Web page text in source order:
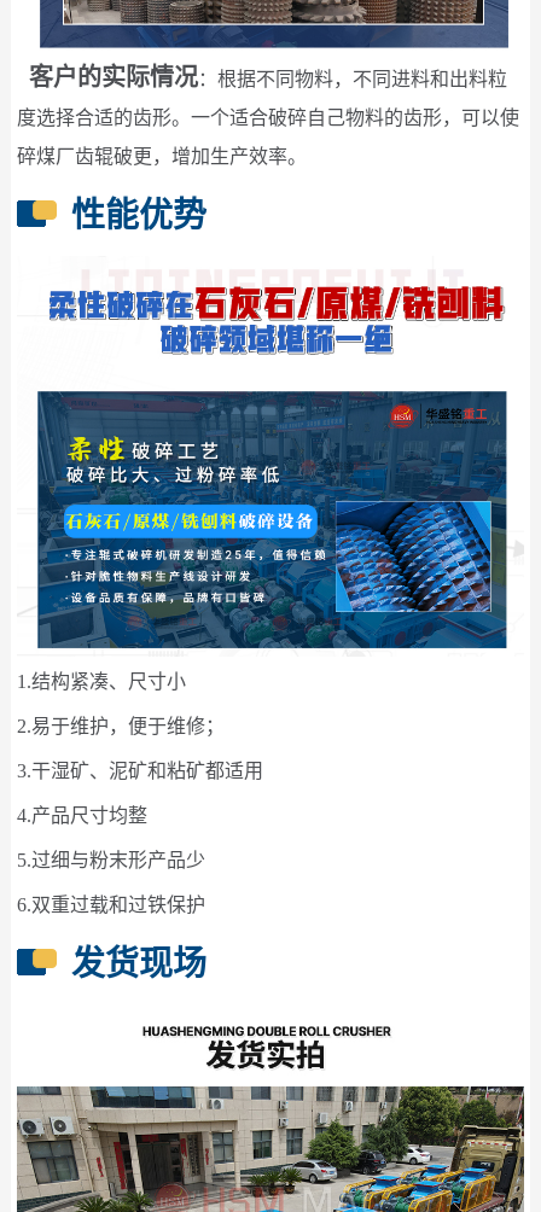
客户的实际情况：根据不同物料，不同进料和出料粒
度选择合适的齿形。一个适合破碎自己物料的齿形，可以使
碎煤厂齿辊破更，增加生产效率。
性能优势
1.结构紧凑、尺寸小
2.易于维护，便于维修；
3.干湿矿、泥矿和粘矿都适用
4.产品尺寸均整
5.过细与粉末形产品少
6.双重过载和过铁保护
发货现场